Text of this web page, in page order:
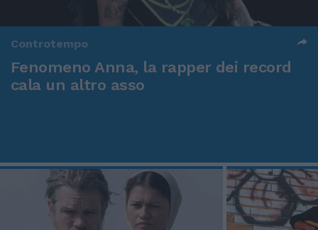
Controtempo
Fenomeno Anna, la rapper dei record
cala un altro asso